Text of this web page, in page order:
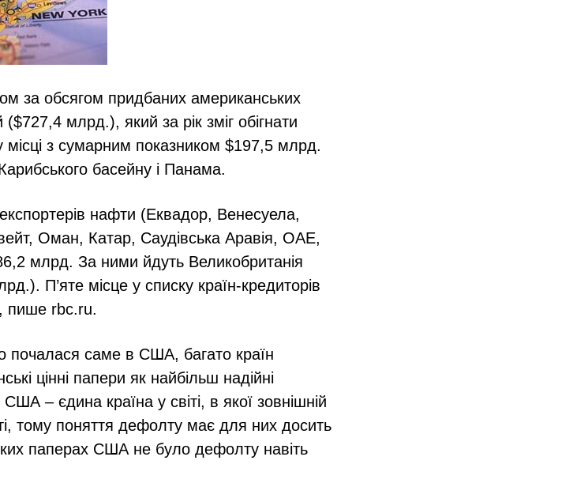
за обсягом придбаних американських
($727,4 млрд.), який за рік зміг обігнати
з сумарним показником $197,5 млрд.
басейну і Панама.
нафти (Еквадор, Венесуела,
Оман, Катар, Саудівська Аравія, ОАЕ,
млрд. За ними йдуть Великобританія
П’яте місце у списку країн-кредиторів
пише rbc.ru.
почалася саме в США, багато країн
цінні папери як найбільш надійні
– єдина країна у світі, в якої зовнішній
тому поняття дефолту має для них досить
паперах США не було дефолту навіть